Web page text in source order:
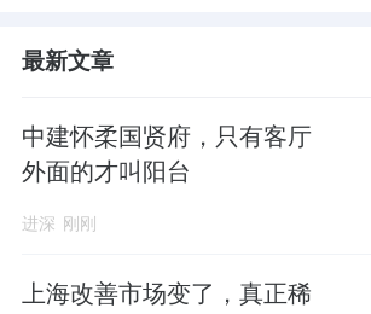
最新文章
中建怀柔国贤府，只有客厅
外面的才叫阳台
进深 刚刚
上海改善市场变了，真正稀